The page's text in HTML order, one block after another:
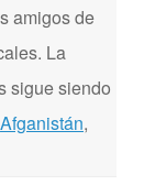
amigos de
La
sigue siendo
Afganistán,